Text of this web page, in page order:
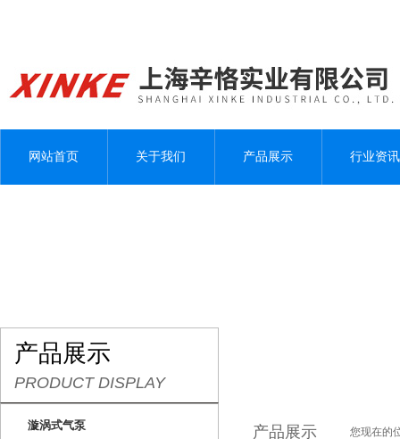
网站首页 关于我们 产品展示 行业资讯
产品展示
PRODUCT DISPLAY
漩涡式气泵 产品展示 您现在的